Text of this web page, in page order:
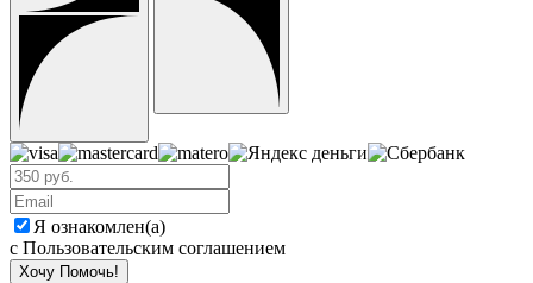
Я ознакомлен(а)
с Пользовательским соглашением
Хочу Помочь!